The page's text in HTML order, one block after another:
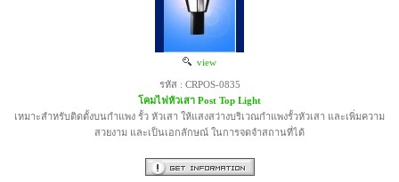
view
รหัส : CRPOS-0835
โคมไฟหัวเสา Post Top Light
เหมาะสำหรับติดตั้งบนกำแพง รั้ว หัวเสา ให้แสงสว่างบริเวณกำแพงรั้วหัวเสา และเพิ่มความ
สวยงาม และเป็นเอกลักษณ์ ในการจดจำสถานที่ได้